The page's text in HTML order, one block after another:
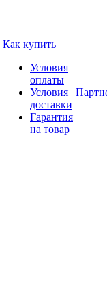
Как купить
Условия
оплаты
Условия
доставки
Гарантия
на товар